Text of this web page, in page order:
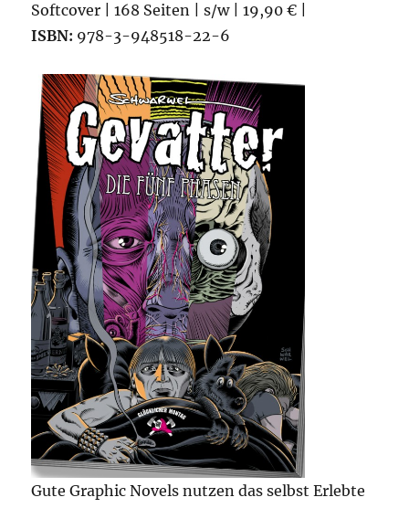
Softcover | 168 Seiten | s/w | 19,90 € |
ISBN: 978-3-948518-22-6
Gute Graphic Novels nutzen das selbst Erlebte